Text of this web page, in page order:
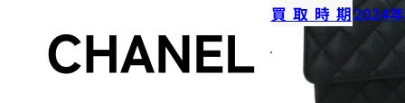
買取時期2024